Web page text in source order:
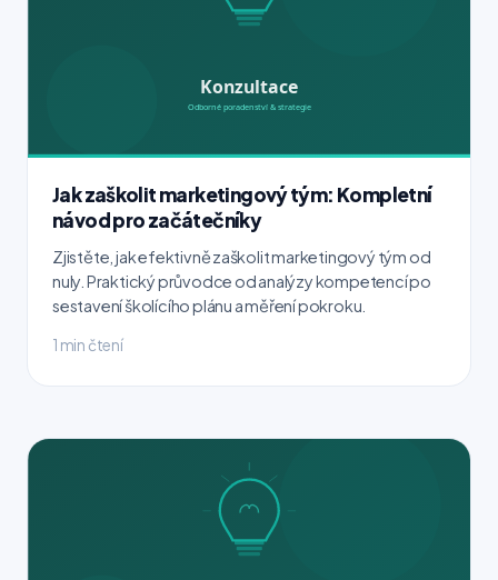
Jak zaškolit marketingový tým: Kompletní
návod pro začátečníky
Zjistěte, jak efektivně zaškolit marketingový tým od
nuly. Praktický průvodce od analýzy kompetencí po
sestavení školícího plánu a měření pokroku.
1 min čtení